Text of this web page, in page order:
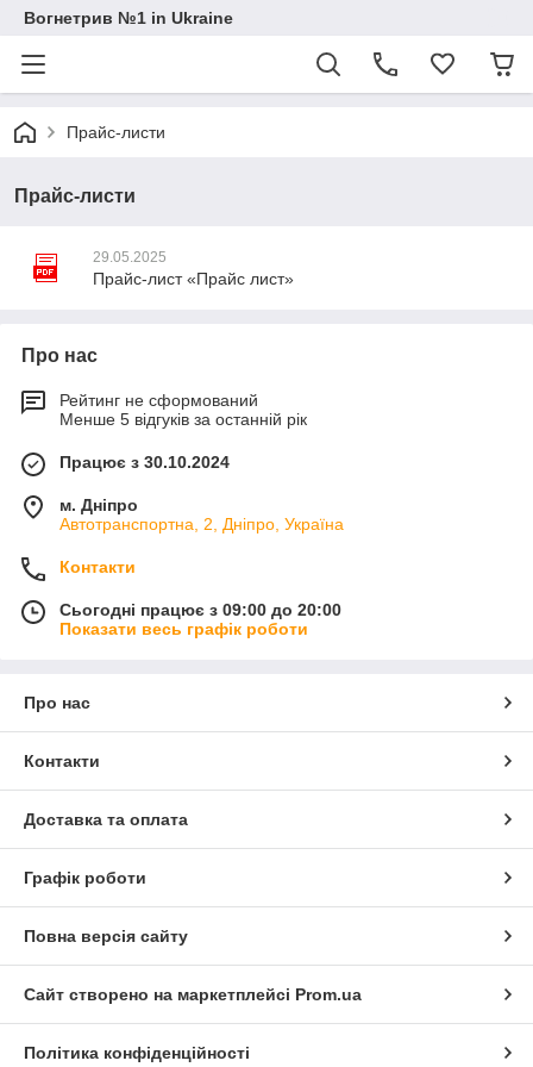
Вогнетрив №1 in Ukraine
Прайс-листи
Прайс-листи
29.05.2025
Прайс-лист «Прайс лист»
Про нас
Рейтинг не сформований
Менше 5 відгуків за останній рік
Працює з 30.10.2024
м. Дніпро
Автотранспортна, 2, Дніпро, Україна
Контакти
Сьогодні працює з 09:00 до 20:00
Показати весь графік роботи
Про нас
Контакти
Доставка та оплата
Графік роботи
Повна версія сайту
Сайт створено на маркетплейсі Prom.ua
Політика конфіденційності